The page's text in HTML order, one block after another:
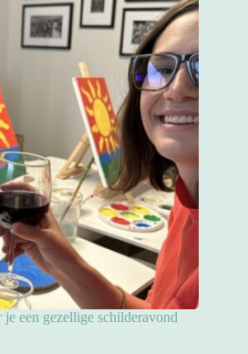
een gezellige schilderavond